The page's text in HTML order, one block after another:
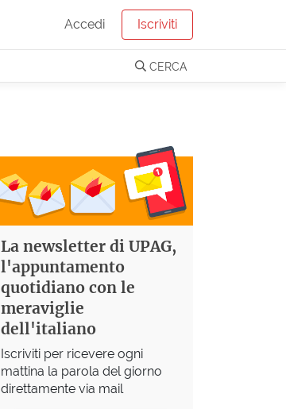
Accedi Iscriviti
CERCA
La newsletter di UPAG,
l'appuntamento
quotidiano con le
meraviglie
dell'italiano
Iscriviti per ricevere ogni
mattina la parola del giorno
direttamente via mail